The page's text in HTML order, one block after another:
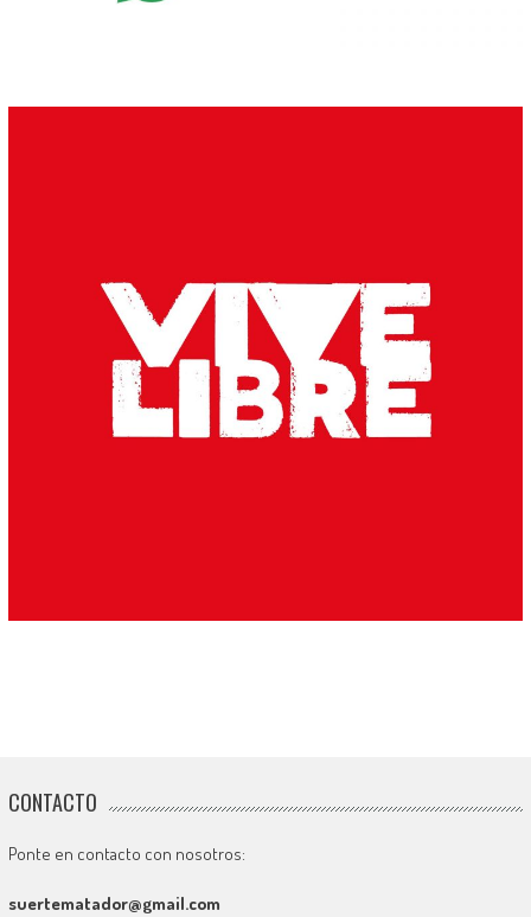
CONTACTO
Ponte en contacto con nosotros:
suertematador@gmail.com